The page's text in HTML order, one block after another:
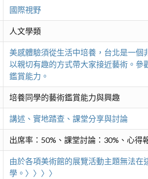
國際視野
人文學類
美感體驗須從生活中培養，台北是一個
以親切有趣的方式帶大家接近藝術。
鑑賞能力。
培養同學的藝術鑑賞能力與興趣
講述、實地踏查、課堂分享與討論
出席率：50%、課堂討論：30%、心得
由於各項美術館的展覽活動主題無法
學。〉〉〉〉